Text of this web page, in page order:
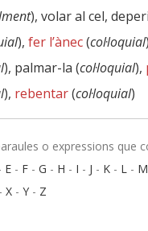
), volar al cel,
), fer l’ànec(col·loquial
), palmar-la (col·loquial),
), rebentar(col·loquial)
o expressions que
E - F - G - H - I - J - K - L - M
- X - Y - Z